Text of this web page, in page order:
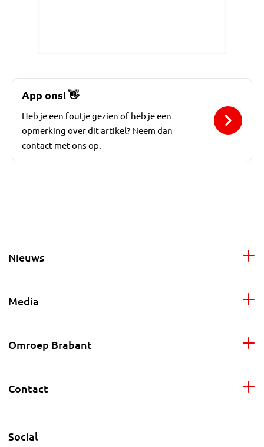
App ons!👋
Heb je een foutje gezien of heb je een
opmerking over dit artikel? Neem dan
contact met ons op.
Nieuws
Media
Omroep Brabant
Contact
Social